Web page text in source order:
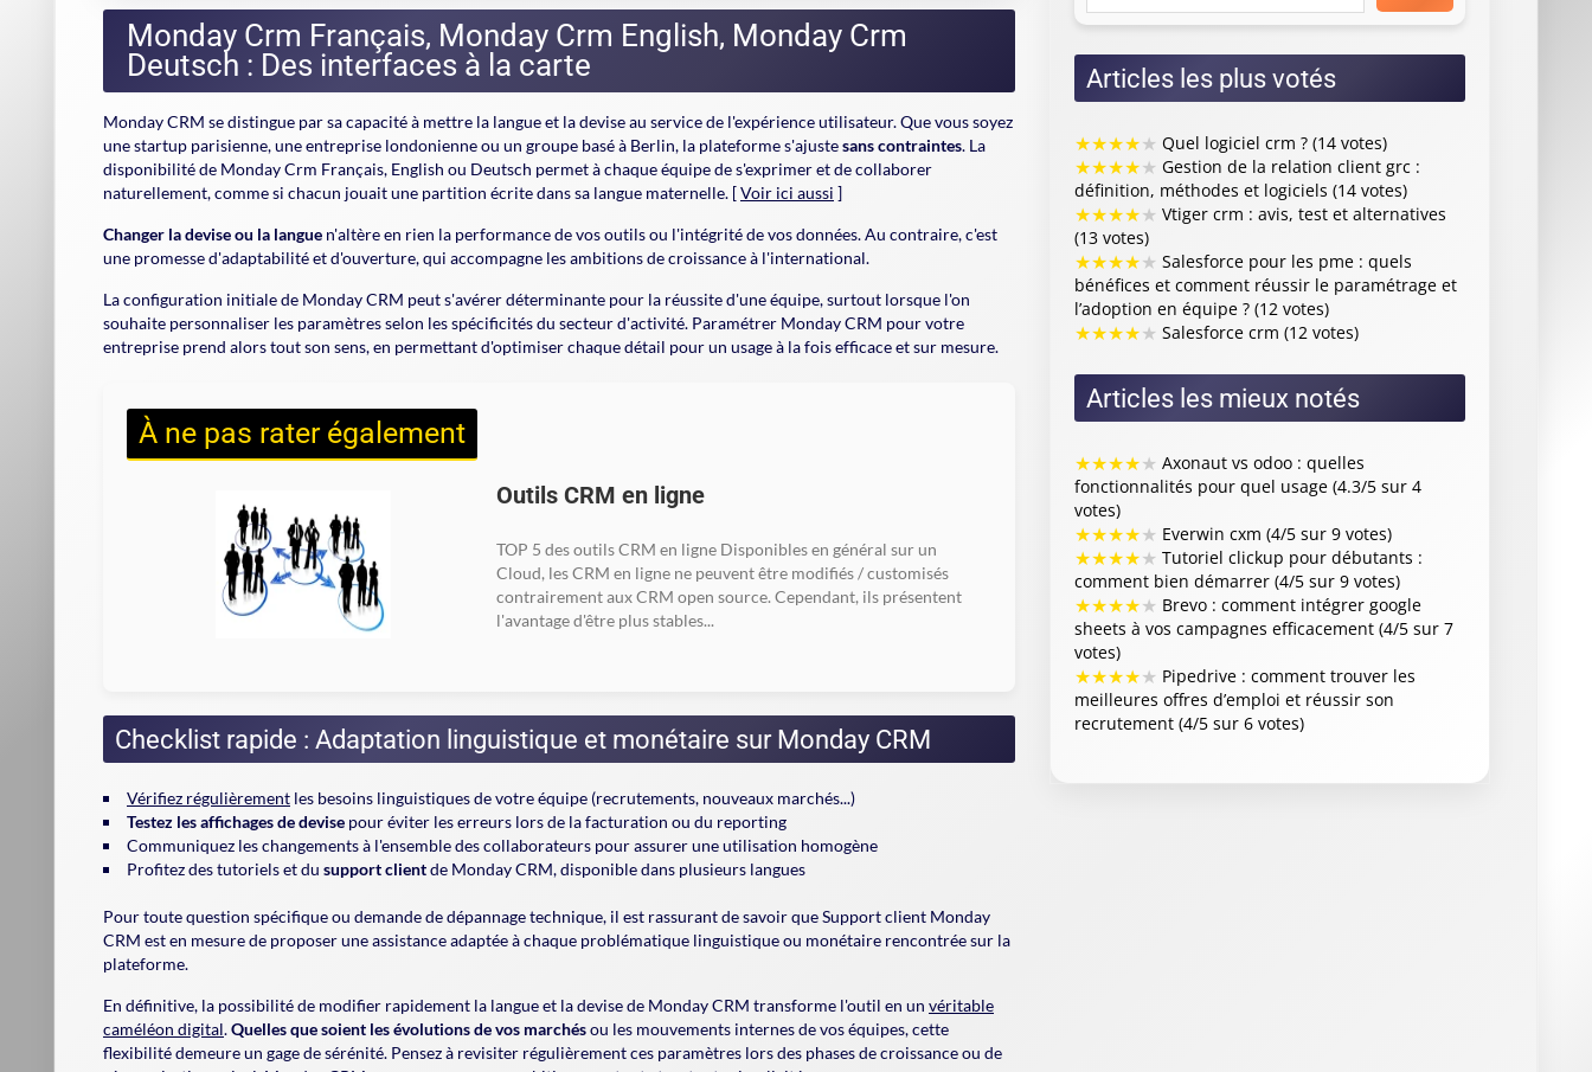
Monday Crm Français, Monday Crm English, Monday Crm
Deutsch : Des interfaces à la carte
Monday CRM se distingue par sa capacité à mettre la langue et la devise au service de l'expérience utilisateur. Que vous soyez
une startup parisienne, une entreprise londonienne ou un groupe basé à Berlin, la plateforme s'ajustesans contraintes. La
disponibilité de Monday Crm Français, English ou Deutsch permet à chaque équipe de s'exprimer et de collaborer
naturellement, comme si chacun jouait une partition écrite dans sa langue maternelle. [Voir ici aussi ]
Changer la devise ou la langue n'altère en rien la performance de vos outils ou l'intégrité de vos données. Au contraire, c'est
une promesse d'adaptabilité et d'ouverture, qui accompagne les ambitions de croissance à l'international.
La configuration initiale de Monday CRM peut s'avérer déterminante pour la réussite d'une équipe, surtout lorsque l'on
souhaite personnaliser les paramètres selon les spécificités du secteur d'activité. Paramétrer Monday CRM pour votre
entreprise prend alors tout son sens, en permettant d'optimiser chaque détail pour un usage à la fois efficace et sur mesure.
À ne pas rater également
Outils CRM en ligne
TOP 5 des outils CRM en ligne Disponibles en général sur un
Cloud, les CRM en ligne ne peuvent être modifiés / customisés
contrairement aux CRM open source. Cependant, ils présentent
l'avantage d'être plus stables...
Checklist rapide : Adaptation linguistique et monétaire sur Monday CRM
Vérifiez régulièrement les besoins linguistiques de votre équipe (recrutements, nouveaux marchés...)
Testez les affichages de devise pour éviter les erreurs lors de la facturation ou du reporting
Communiquez les changementsà l'ensemble des collaborateurs pour assurer une utilisation homogène
Profitez des tutoriels et du support clientde Monday CRM, disponible dans plusieurs langues
Pour toute question spécifique ou demande de dépannage technique, il est rassurant de savoir que Support client Monday
CRM est en mesure de proposer une assistance adaptée à chaque problématique linguistique ou monétaire rencontrée sur la
plateforme.
En définitive, la possibilité de modifier rapidement la langue et la devise de Monday CRM transforme l'outil en un véritable
caméléon digital.Quelles que soient les évolutions de vos marchésou les mouvements internes de vos équipes, cette
flexibilité demeure un gage de sérénité. Pensez à revisiter régulièrement ces paramètres lors des phases de croissance ou de
Articles les plus votés
★★★★★ Quel logiciel crm ? (14 votes)
★★★★★ Gestion de la relation client grc :
définition, méthodes et logiciels (14 votes)
★★★★★ Vtiger crm : avis, test et alternatives
(13 votes)
★★★★★ Salesforce pour les pme : quels
bénéfices et comment réussir le paramétrage et
l’adoption en équipe ? (12 votes)
★★★★★ Salesforce crm (12 votes)
Articles les mieux notés
★★★★★ Axonaut vs odoo : quelles
fonctionnalités pour quel usage (4.3/5 sur 4
votes)
★★★★★ Everwin cxm (4/5 sur 9 votes)
★★★★★ Tutoriel clickup pour débutants :
comment bien démarrer (4/5 sur 9 votes)
★★★★★ Brevo : comment intégrer google
sheets à vos campagnes efficacement (4/5 sur 7
votes)
★★★★★ Pipedrive : comment trouver les
meilleures offres d’emploi et réussir son
recrutement (4/5 sur 6 votes)